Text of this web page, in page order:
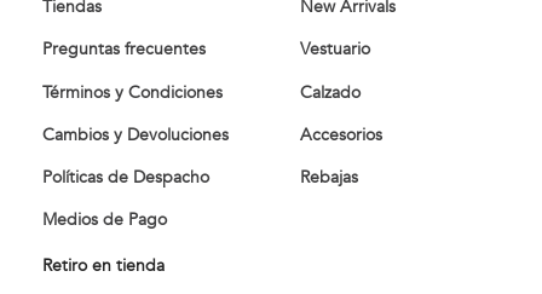
Tiendas
Preguntas frecuentes
Términos y Condiciones
Cambios y Devoluciones
Políticas de Despacho
Medios de Pago
Retiro en tienda
New Arrivals
Vestuario
Calzado
Accesorios
Rebajas